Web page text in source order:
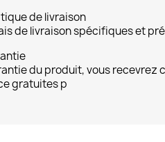
de livraison
de livraison spécifiques et
du produit, vous recevrez
gratuites p